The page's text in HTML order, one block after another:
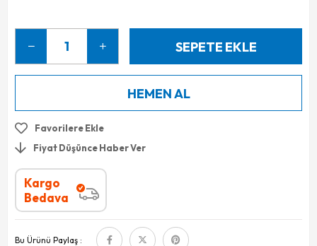
Favorilere Ekle
Fiyat Düşünce Haber Ver
Kargo
Bedava
Bu Ürünü Paylaş :